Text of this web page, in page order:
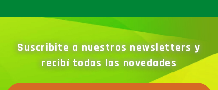
Suscribite a nuestros newsletters y
recibí todas las novedades